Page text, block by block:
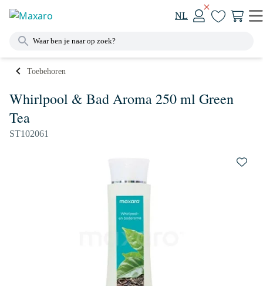
NL
Toebehoren
Whirlpool & Bad Aroma 250 ml Green
Tea
ST102061